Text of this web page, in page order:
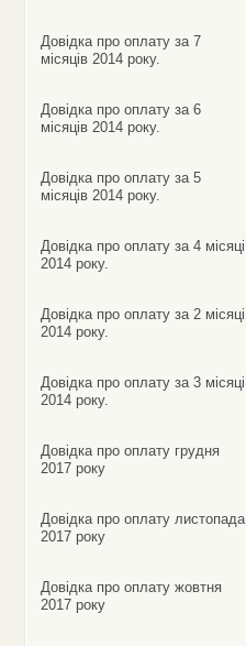
Довідка про оплату за 7
місяців 2014 року.
Довідка про оплату за 6
місяців 2014 року.
Довідка про оплату за 5
місяців 2014 року.
Довідка про оплату за 4 місяці
2014 року.
Довідка про оплату за 2 місяці
2014 року.
Довідка про оплату за 3 місяці
2014 року.
Довідка про оплату грудня
2017 року
Довідка про оплату листопада
2017 року
Довідка про оплату жовтня
2017 року